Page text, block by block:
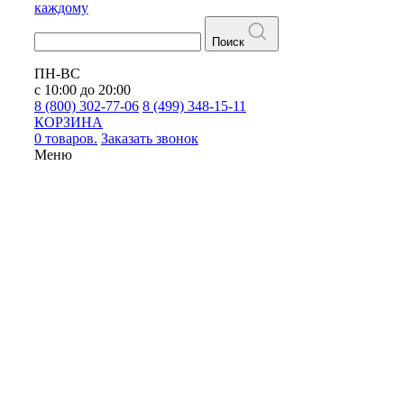
каждому
Поиск
ПН-ВС
с 10:00 до 20:00
8 (800) 302-77-06 8 (499) 348-15-11
КОРЗИНА
0 товаров. Заказать звонок
Меню